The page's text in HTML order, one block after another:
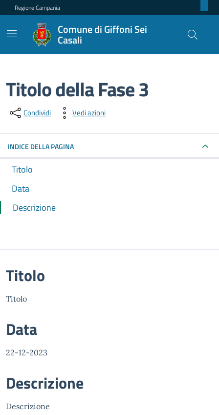
Regione Campania
Comune di Giffoni Sei
Casali
Titolo della Fase 3
Dettagli della fase
Condividi Vedi azioni
INDICE DELLA PAGINA
Titolo
Data
Descrizione
Titolo
Titolo
Data
22-12-2023
Descrizione
Descrizione